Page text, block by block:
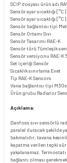
SCIP dosyası ürün adı
Sensör ayar sıcaklığı
Sensör ayar sıcaklığı
Sensör bağlantısı tipi
Sensör Ortamı Sıvı
Sensör Tasarımı RAE-K
Sensör türü Tümleşik
Sensör versiyonu RAE-K
Set içeriği Sensör
Sıcaklık sınırlama Evet
Tip RAE-K Sensors
Vana bağlantısı tipi
Ürün grubu Radiator
Açıklama:
Danfoss sıvı sensörlü
paralel duracak şekilde
bakmalıdır, tavana
kapatma verilen tepki
yakalanamaz.
bağlantı olması